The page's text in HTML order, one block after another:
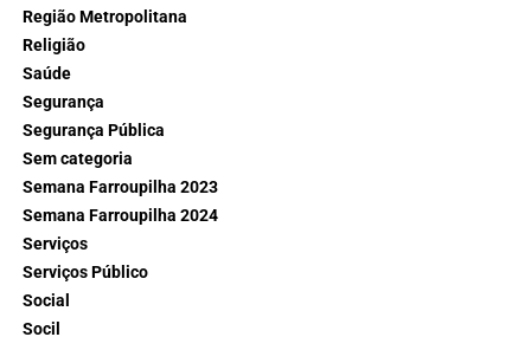
Região Metropolitana
Religião
Saúde
Segurança
Segurança Pública
Sem categoria
Semana Farroupilha 2023
Semana Farroupilha 2024
Serviços
Serviços Público
Social
Socil